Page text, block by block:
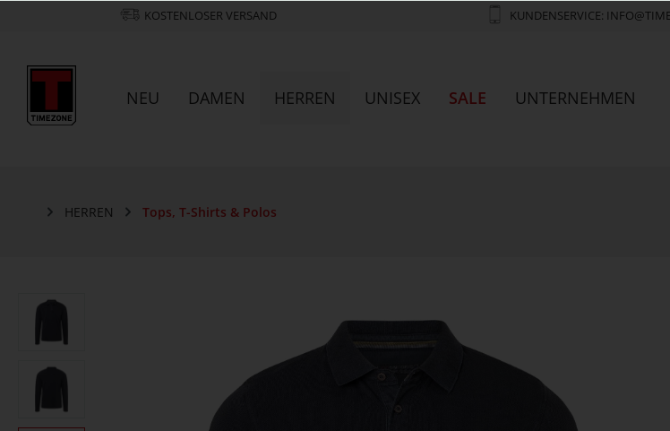
KOSTENLOSER VERSAND KUNDENSERVICE:
NEU DAMEN HERREN UNISEX SALE UNTERNEHMEN
HERREN Tops, T-Shirts & Polos